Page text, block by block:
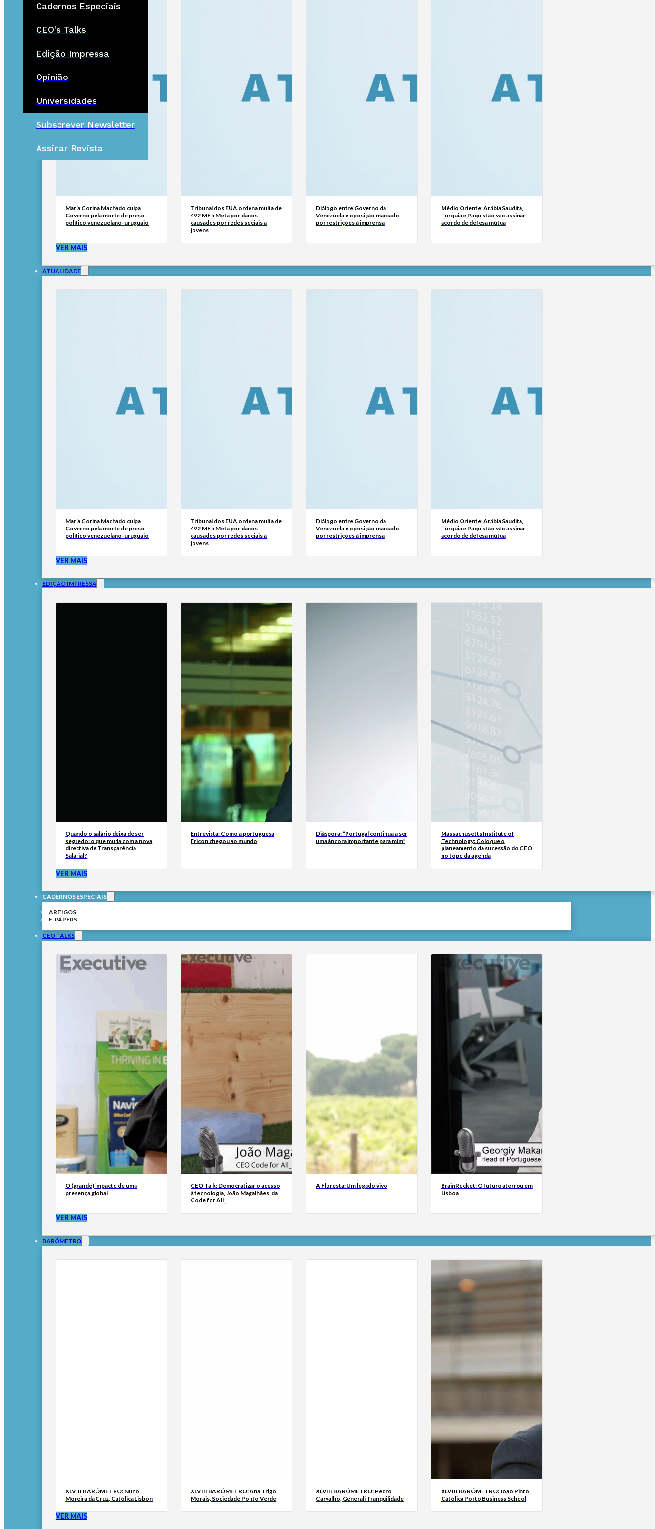
Cadernos Especiais
CEO's Talks
Edição Impressa
Opinião
Universidades
Subscrever Newsletter
Assinar Revista
María Corina Machado culpa
Governo pela morte de preso
político venezuelano-uruguaio
Tribunal dos EUA ordena multa de
492 ME à Meta por danos
causados por redes sociais a
jovens
Diálogo entre Governo da
Venezuela e oposição marcado
por restrições à imprensa
Médio Oriente: Arábia Saudita,
Turquia e Paquistão vão assinar
acordo de defesa mútua
VER MAIS
ATUALIDADE
María Corina Machado culpa
Governo pela morte de preso
político venezuelano-uruguaio
Tribunal dos EUA ordena multa de
492 ME à Meta por danos
causados por redes sociais a
jovens
Diálogo entre Governo da
Venezuela e oposição marcado
por restrições à imprensa
Médio Oriente: Arábia Saudita,
Turquia e Paquistão vão assinar
acordo de defesa mútua
VER MAIS
EDIÇÃO IMPRESSA
Quando o salário deixa de ser
segredo: o que muda com a nova
directiva de Transparência
Salarial?
Entrevista: Como a portuguesa
Fricon chegou ao mundo
Diáspora: “Portugal continua a ser
uma âncora importante para mim”
Massachusetts Institute of
Technology: Coloque o
planeamento da sucessão do CEO
no topo da agenda
VER MAIS
CADERNOS ESPECIAIS
ARTIGOS
E-PAPERS
CEO TALKS
O (grande) impacto de uma
presença global
CEO Talk: Democratizar o acesso
à tecnologia, João Magalhães, da
Code for All_
A Floresta: Um legado vivo
BrainRocket: O futuro aterrou em
Lisboa
VER MAIS
BARÓMETRO
XLVIII BARÓMETRO: Nuno
Moreira da Cruz, Católica Lisbon
XLVIII BARÓMETRO: Ana Trigo
Morais, Sociedade Ponto Verde
XLVIII BARÓMETRO: Pedro
Carvalho, Generali Tranquilidade
XLVIII BARÓMETRO: João Pinto,
Católica Porto Business School
VER MAIS